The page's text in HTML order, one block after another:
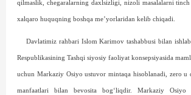
qilmaslik, chegaralarning daxlsizligi, nizoli masalalarni
xalqaro huquqning boshqa me’yorlaridan kelib chiqadi.
Davlatimiz rahbari Islom Karimov tashabbusi bilan
Respublikasining Tashqi siyo­siy faoliyat konsepsiyasida
uchun Markaziy Osiyo ustuvor mintaqa hisoblanadi, zero
manfaatlari bilan bevosita bog‘liqdir. Markaziy Osiyo